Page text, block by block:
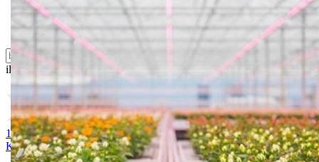
Supstrati
Zaštita ... u 10 litara
ili probajte naprednu: pretragu
1. CRVENO ZLATO 25g 2. FORTESSE 3. ARIADNI 500s 4.
KAMELEON 5. KAPTUR 6. NEMESIS